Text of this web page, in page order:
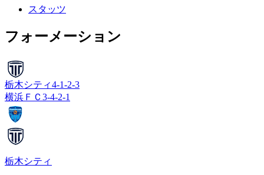
スタッツ
フォーメーション
栃木シティ4-1-2-3
横浜ＦＣ 3-4-2-1
栃木シティ